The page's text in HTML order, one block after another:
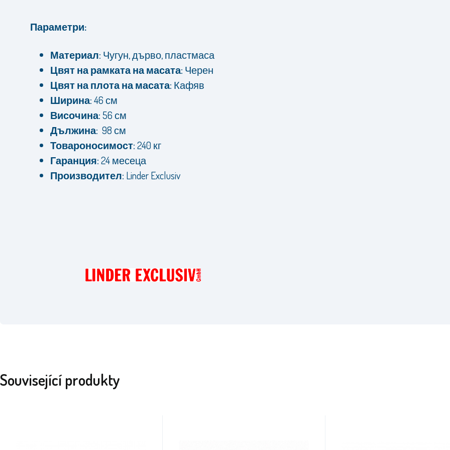
Параметри:
Материал: Чугун, дърво, пластмаса
Цвят на рамката на масата: Черен
Цвят на плота на масата: Кафяв
Ширина:46 см
Височина:56 см
Дължина: 98 см
Товароносимост:240 кг
Гаранция:24 месеца
Производител: Linder Exclusiv
Související produkty